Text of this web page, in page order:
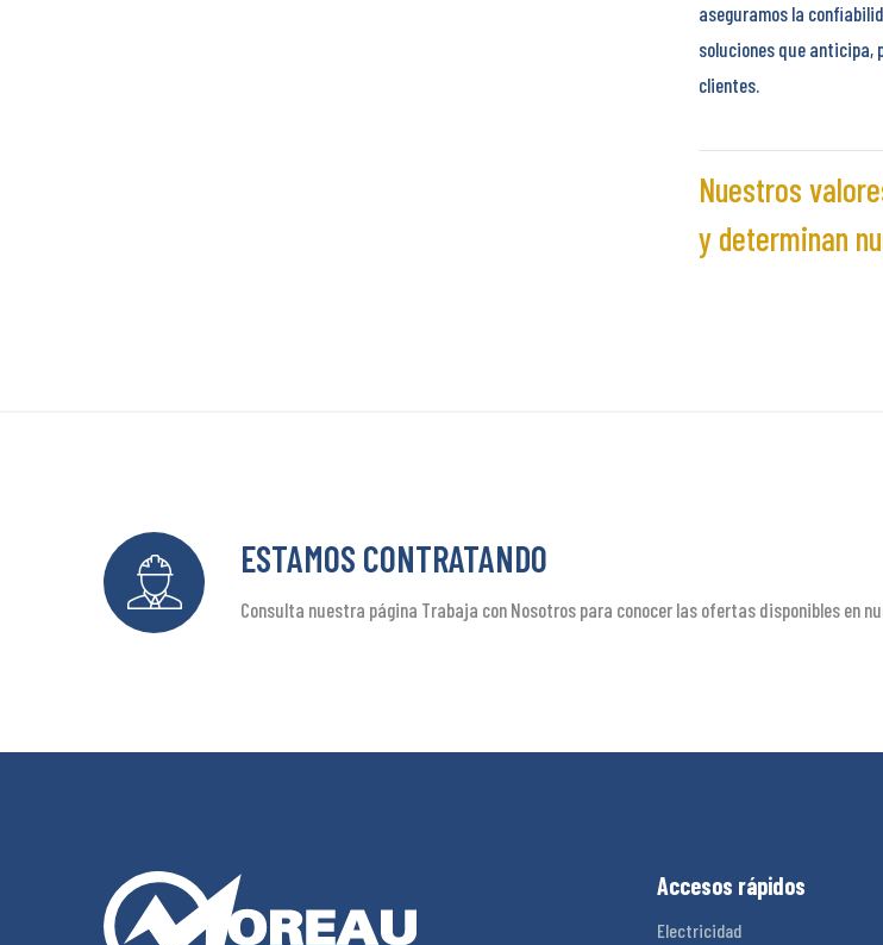
aseguramos la
soluciones que anticipa,
clientes.
Nuestros
y determinan
ESTAMOS CONTRATANDO
Consulta nuestra página Trabaja con Nosotros para conocer las ofertas disponibles en
Accesos rápidos
Electricidad